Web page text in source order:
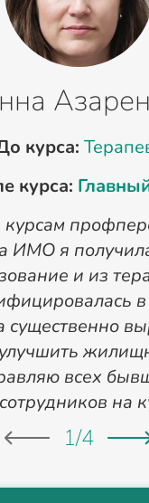
курса:
курса:
курсам
ИМО я
и из
в
существенно
всех
на
1/4